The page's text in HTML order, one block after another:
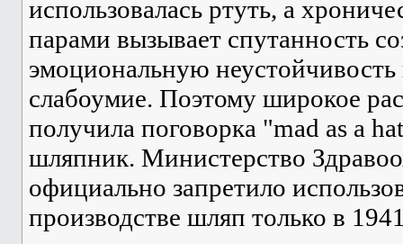
использовалась ртуть, а
парами вызывает спутанность
эмоциональную
слабоумие. Поэтому широкое
получила поговорка "mad as a
шляпник. Министерство
официально запретило
производстве шляп только в